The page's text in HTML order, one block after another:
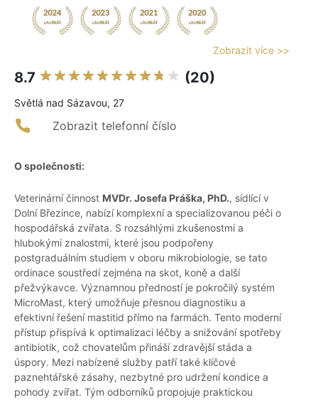
Zobrazit více >>
8.7 (20)
Světlá nad Sázavou, 27
Zobrazit telefonní číslo
O společnosti:
Veterinární činnost MVDr. Josefa Práška, PhD., sídlící v
Dolní Březince, nabízí komplexní a specializovanou péči o
hospodářská zvířata. S rozsáhlými zkušenostmi a
hlubokými znalostmi, které jsou podpořeny
postgraduálním studiem v oboru mikrobiologie, se tato
ordinace soustředí zejména na skot, koně a další
přežvýkavce. Významnou předností je pokročilý systém
MicroMast, který umožňuje přesnou diagnostiku a
efektivní řešení mastitid přímo na farmách. Tento moderní
přístup přispívá k optimalizaci léčby a snižování spotřeby
antibiotik, což chovatelům přináší zdravější stáda a
úspory. Mezi nabízené služby patří také klíčové
paznehtářské zásahy, nezbytné pro udržení kondice a
pohody zvířat. Tým odborníků propojuje praktickou